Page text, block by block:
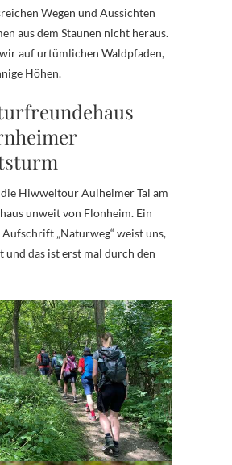
Wegen und Aussichten
aus dem Staunen nicht heraus.
auf urtümlichen Waldpfaden,
Höhen.
Hiwweltour Aulheimer Tal am
unweit von Flonheim. Ein
„Naturweg“ weist uns,
und das ist erst mal durch den